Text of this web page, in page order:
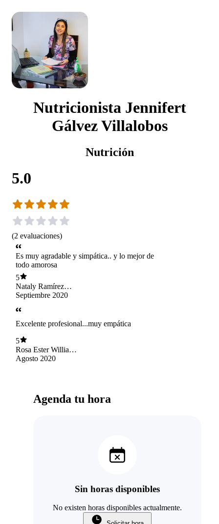
Nutricionista Jennifert
Gálvez Villalobos
Nutrición
5.0
(2 evaluaciones)
Es muy agradable y simpática.. y lo mejor de
todo amorosa
5
Nataly Ramírez
Salgado
Septiembre 2020
Excelente profesional...muy empática
5
Rosa Ester Williams
Arriagada
Agosto 2020
Agenda tu hora
Sin horas disponibles
No existen horas disponibles actualmente.